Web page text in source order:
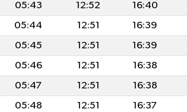
05:43 12:52 16:40
05:44 12:51 16:39
05:45 12:51 16:39
05:46 12:51 16:38
05:47 12:51 16:38
05:48 12:51 16:37